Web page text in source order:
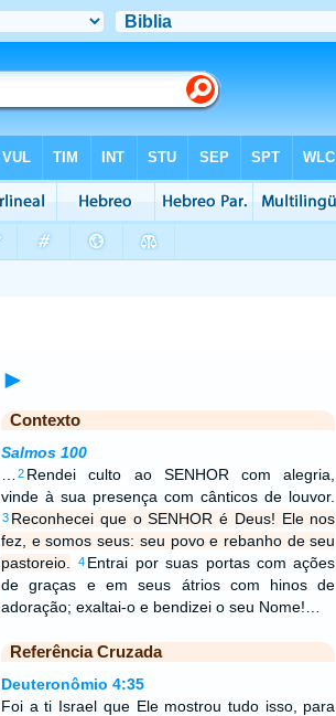
►
Contexto
Salmos 100
2 Rendei culto ao SENHOR com alegria,
vinde à sua presença com cânticos de louvor.
3 Reconhecei que o SENHOR é Deus! Ele nos
fez, e somos seus: seu povo e rebanho de seu
pastoreio.
4 Entrai por suas portas com ações
de graças e em seus átrios com hinos de
adoração; exaltai-o e bendizei o seu Nome!…
Referência Cruzada
Deuteronômio 4:35
Foi a ti Israel que Ele mostrou tudo isso, para